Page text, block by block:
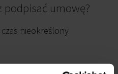
artykuły
podpisać umowę?
nieokreślony